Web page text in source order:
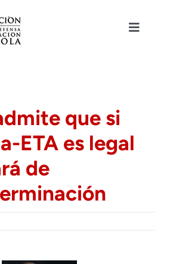
Toggle
que si
ETA es legal
de